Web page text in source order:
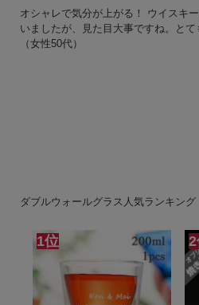
オシャレで気分が上がる！ ウイスキ
いましたが、見た目大事ですね。と
（女性50代）
ダブルウォールグラス人気ランキング
1位 2